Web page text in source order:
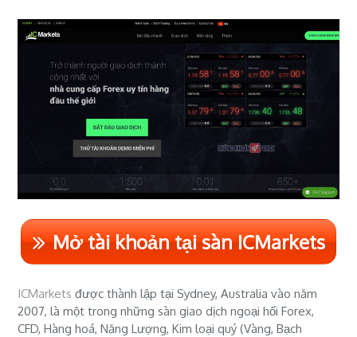
Mở tài khoản tại sàn ICMarkets
ICMarkets được thành lập tại Sydney, Australia vào năm
2007, là một trong những sàn giao dịch ngoại hối Forex,
CFD, Hàng hoá, Năng Lượng, Kim loại quý (Vàng, Bạch